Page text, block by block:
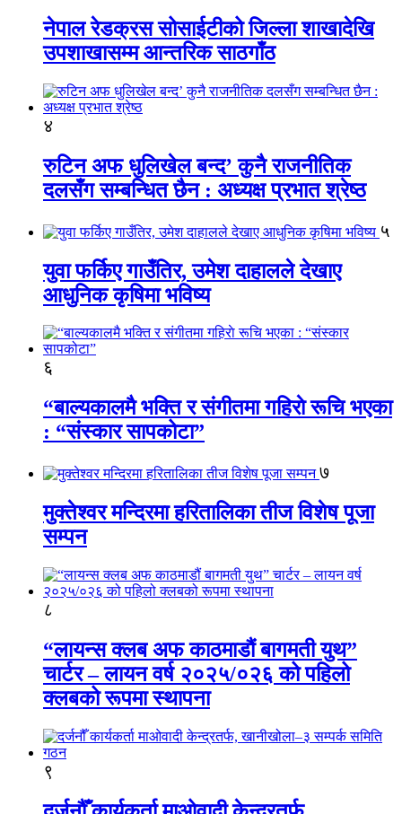
नेपाल रेडक्रस सोसाईटीको जिल्ला शाखादेखि
उपशाखासम्म आन्तरिक साठगाँठ
४
रुटिन अफ धुलिखेल बन्द’ कुनै राजनीतिक
दलसँग सम्बन्धित छैन : अध्यक्ष प्रभात श्रेष्ठ
५
युवा फर्किए गाउँतिर, उमेश दाहालले देखाए
आधुनिक कृषिमा भविष्य
६
“बाल्यकालमै भक्ति र संगीतमा गहिराे रूचि भएका
: “संस्कार सापकोटा”
७
मुक्तेश्वर मन्दिरमा हरितालिका तीज विशेष पूजा
सम्पन
८
“लायन्स क्लब अफ काठमाडौं बागमती युथ”
चार्टर – लायन वर्ष २०२५/०२६ को पहिलो
क्लबको रूपमा स्थापना
९